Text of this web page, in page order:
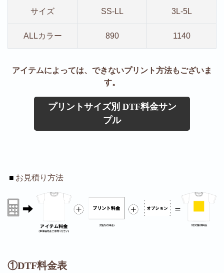
サイズ SS-LL 3L-5L
ALLカラー 890 1140
アイテムによっては、できないプリント方法もございま
す。
プリントサイズ別 DTF料金サン
プル
■ お見積り方法
①DTF料金表